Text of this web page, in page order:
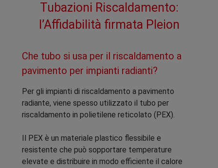
Tubazioni Riscaldamento:
l’Affidabilità firmata Pleion
Che tubo si usa per il riscaldamento a
pavimento per impianti radianti?
Per gli impianti di riscaldamento a pavimento
radiante, viene spesso utilizzato il tubo per
riscaldamento in polietilene reticolato (PEX).
Il PEX è un materiale plastico flessibile e
resistente che può sopportare temperature
elevate e distribuire in modo efficiente il calore